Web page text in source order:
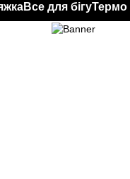
Все для бігуТермо